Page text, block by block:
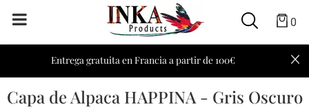
0
Entrega gratuita en Francia a partir de 100€
Capa de Alpaca HAPPINA - Gris Oscuro